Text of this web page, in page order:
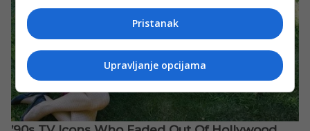
Pristanak
Upravljanje opcijama